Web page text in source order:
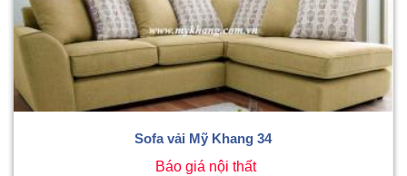
Sofa vải Mỹ Khang 34
Báo giá nội thất